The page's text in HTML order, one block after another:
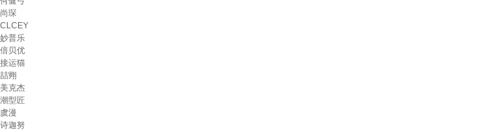
尚琛
CLCEY
妙普乐
倍贝优
接运猫
喆翙
美克杰
潮型匠
虞漫
诗迦努